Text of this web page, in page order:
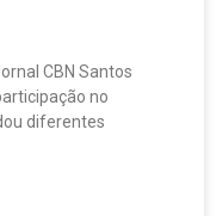
CBN Santos
no
diferentes